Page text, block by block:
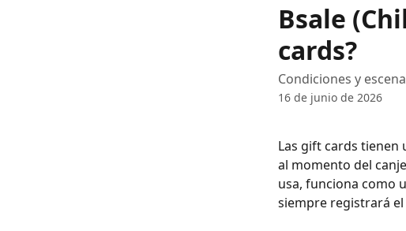
Bsale
cards?
Condiciones y
16 de junio de 2026
Las gift cards
al momento del
usa, funciona como
siempre registrará